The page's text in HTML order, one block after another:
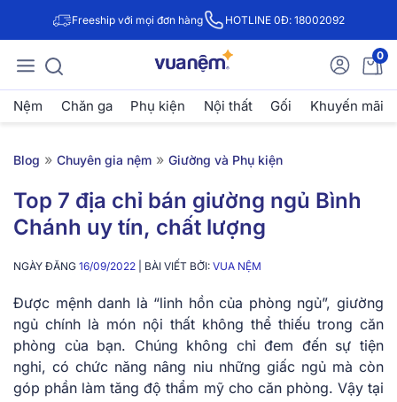
Freeship với mọi đơn hàng HOTLINE 0Đ: 18002092
0
Nệm Chăn ga Phụ kiện Nội thất Gối Khuyến mãi
Blog » Chuyên gia nệm » Giường và Phụ kiện
Top 7 địa chỉ bán giường ngủ Bình
Chánh uy tín, chất lượng
NGÀY ĐĂNG 16/09/2022 | BÀI VIẾT BỞI: VUA NỆM
Được mệnh danh là “linh hồn của phòng ngủ”, giường
ngủ chính là món nội thất không thể thiếu trong căn
phòng của bạn. Chúng không chỉ đem đến sự tiện
nghi, có chức năng nâng niu những giấc ngủ mà còn
góp phần làm tăng độ thẩm mỹ cho căn phòng. Vậy tại